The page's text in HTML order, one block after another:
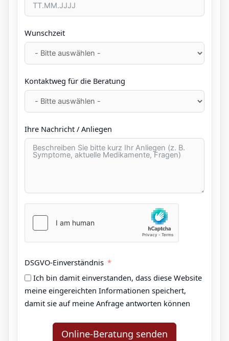
Wunschzeit
Kontaktweg für die Beratung
Ihre Nachricht / Anliegen
DSGVO-Einverständnis
Ich bin damit einverstanden, dass diese Website
meine eingereichten Informationen speichert,
damit sie auf meine Anfrage antworten können
Online-Beratung senden